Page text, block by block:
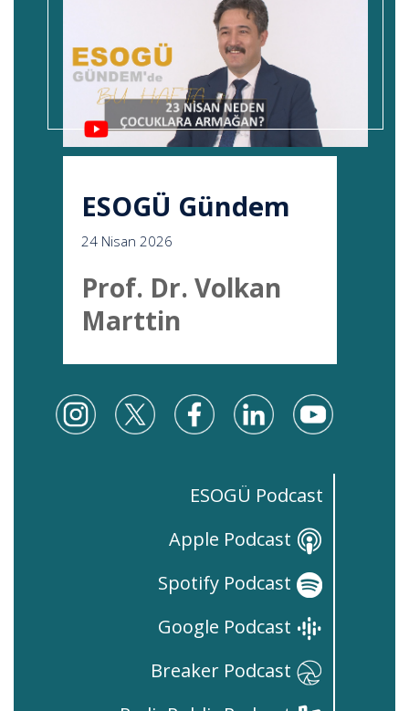
ESOGÜ Gündem
24 Nisan 2026
Prof. Dr. Volkan
Marttin
ESOGÜ Podcast
Apple Podcast
Spotify Podcast
Google Podcast
Breaker Podcast